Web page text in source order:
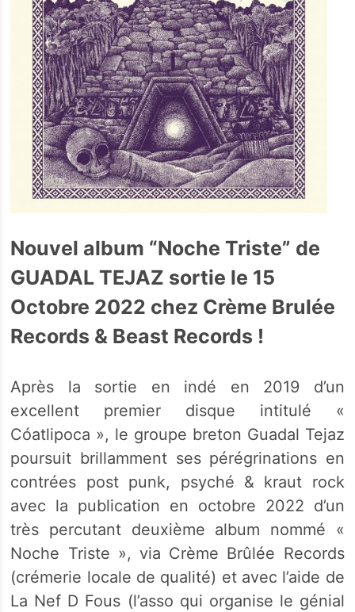
Nouvel album “Noche Triste” de
GUADAL TEJAZ sortie le 15
Octobre 2022 chez Crème Brulée
Records & Beast Records !
Après la sortie en indé en 2019 d’un
excellent premier disque intitulé «
Cóatlipoca », le groupe breton Guadal Tejaz
poursuit brillamment ses pérégrinations en
contrées post punk, psyché & kraut rock
avec la publication en octobre 2022 d’un
très percutant deuxième album nommé «
Noche Triste », via Crème Brûlée Records
(crémerie locale de qualité) et avec l’aide de
La Nef D Fous (l’asso qui organise le génial